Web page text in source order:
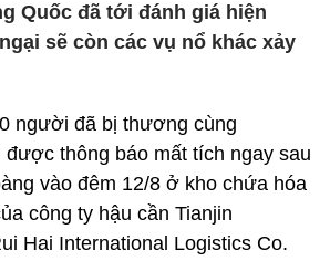
Quốc đã tới đánh giá hiện
sẽ còn các vụ nổ khác xảy
người đã bị thương cùng
thông báo mất tích ngay sau
vào đêm 12/8 ở kho chứa hóa
công ty hậu cần Tianjin
Hai International Logistics Co.